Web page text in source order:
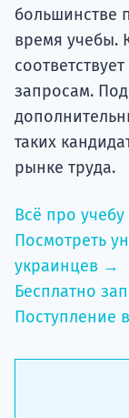
большинстве
время учебы.
запросам.
таких
рынке труда.
Всё про
Посмотреть
украинцев →
Бесплатно
Поступление